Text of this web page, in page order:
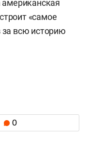
американская
«самое
за всю историю
0